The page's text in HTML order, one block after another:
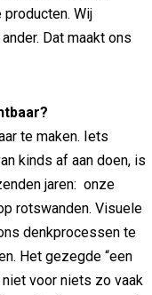
Wij
Dat maakt ons
te maken. Iets
kinds af aan doen, is
jaren: onze
rotswanden. Visuele
denkprocessen te
Het gezegde “een
voor niets zo vaak